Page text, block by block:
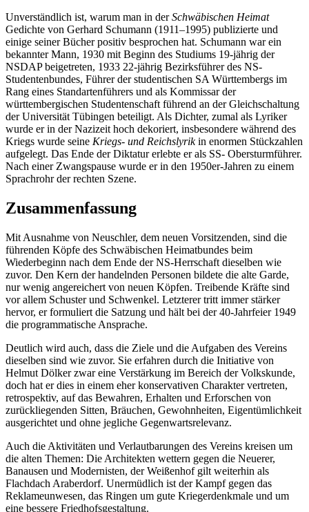
Unverständlich ist, warum man in derSchwäbischen Heimat
Gedichte von Gerhard Schumann (1911–1995) publizierte und
einige seiner Bücher positiv besprochen hat. Schumann war ein
bekannter Mann, 1930 mit Beginn des Studiums 19-jährig der
NSDAP beigetreten, 1933 22-jährig Bezirksführer des NS-
Studentenbundes, Führer der studentischen SA Württembergs im
Rang eines Standartenführers und als Kommissar der
württembergischen Studentenschaft führend an der Gleichschaltung
der Universität Tübingen beteiligt. Als Dichter, zumal als Lyriker
wurde er in der Nazizeit hoch dekoriert, insbesondere während des
Kriegs wurde seine Kriegs- und Reichslyrikin enormen Stückzahlen
aufgelegt. Das Ende der Diktatur erlebte er als SS- Obersturmführer.
Nach einer Zwangspause wurde er in den 1950er-Jahren zu einem
Sprachrohr der rechten Szene.
Zusammenfassung
Mit Ausnahme von Neuschler, dem neuen Vorsitzenden, sind die
führenden Köpfe des Schwäbischen Heimatbundes beim
Wiederbeginn nach dem Ende der NS-Herrschaft dieselben wie
zuvor. Den Kern der handelnden Personen bildete die alte Garde,
nur wenig angereichert von neuen Köpfen. Treibende Kräfte sind
vor allem Schuster und Schwenkel. Letzterer tritt immer stärker
hervor, er formuliert die Satzung und hält bei der 40-Jahrfeier 1949
die programmatische Ansprache.
Deutlich wird auch, dass die Ziele und die Aufgaben des Vereins
dieselben sind wie zuvor. Sie erfahren durch die Initiative von
Helmut Dölker zwar eine Verstärkung im Bereich der Volkskunde,
doch hat er dies in einem eher konservativen Charakter vertreten,
retrospektiv, auf das Bewahren, Erhalten und Erforschen von
zurückliegenden Sitten, Bräuchen, Gewohnheiten, Eigentümlichkeit
ausgerichtet und ohne jegliche Gegenwartsrelevanz.
Auch die Aktivitäten und Verlautbarungen des Vereins kreisen um
die alten Themen: Die Architekten wettern gegen die Neuerer,
Banausen und Modernisten, der Weißenhof gilt weiterhin als
Flachdach Araberdorf. Unermüdlich ist der Kampf gegen das
Reklameunwesen, das Ringen um gute Kriegerdenkmale und um
eine bessere Friedhofsgestaltung.